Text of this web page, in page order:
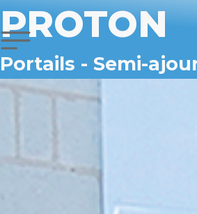
PROTON
Portails - Semi-